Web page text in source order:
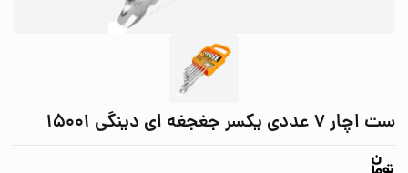
ست اچار ۷ عددی یکسر جغجغه ای دینگی 15001